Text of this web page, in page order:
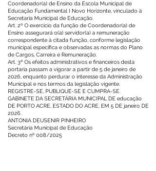
Coordenador(a) de Ensino da Escola Municipal de
Educação Fundamental I Novo Horizonte, vinculado à
Secretaria Municipal de Educação.
Art. 2º O exercício da função de Coordenador(a) de
Ensino assegurará o(a) servidor(a) a remuneração
correspondente à citada função, conforme legislação
municipal específica e observadas as normas do Plano
de Cargos, Carreira e Remuneração.
Art. 3º Os efeitos administrativos e financeiros desta
portaria passam a vigorar a partir de 5 de janeiro de
2026, enquanto perdurar o interesse da Administração
Municipal e nos termos da legislação vigente.
REGISTRE-SE, PUBLIQUE-SE E CUMPRA-SE.
GABINETE DA SECRETÁRIA MUNICIPAL DE educação
DE PORTO ACRE, ESTADO DO ACRE, EM 5 DE janeiro DE
2026.
ANTONIA DEUSENIR PINHEIRO
Secretária Municipal de Educação
Decreto nº 008/2025